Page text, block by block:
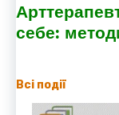
себе:
Всі події